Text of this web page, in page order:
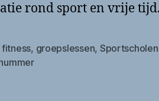
rond sport en vrije tijd.
fitness, groepslessen,